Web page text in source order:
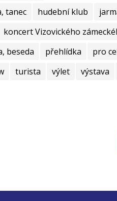
tanec hudební klub
koncert Vizovického
beseda přehlídka pro
turista výlet výstava